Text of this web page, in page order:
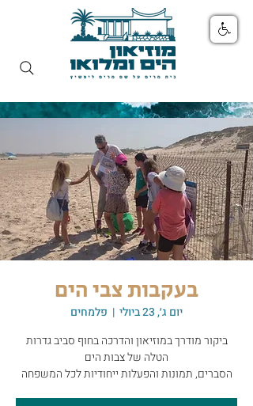
בעקבות צבי הים
יום ג׳, 23 ביולי
  |
פלמחים
ביקור מודרך במוזיאון והדרכה בחוף סביב גדרות
הסברים, תמונות והפעלות ייחודיות לכל המשפחה